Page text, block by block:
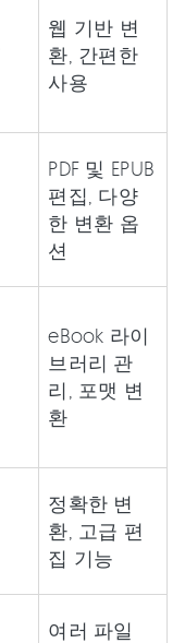
웹 기반 변
환, 간편한
사용
PDF 및 EPUB
편집, 다양
한 변환 옵
션
eBook 라이
브러리 관
리, 포맷 변
환
정확한 변
환, 고급 편
집 기능
여러 파일